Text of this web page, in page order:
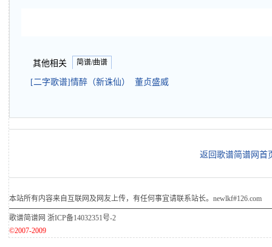
其他相关 简谱/曲谱
[二字歌谱]情醉（新诛仙） 董贞盛威
返回歌谱简谱网首
本站所有内容来自互联网及网友上传，有任何事宜请联系站长。newlkf#126.com
歌谱简谱网 浙ICP备14032351号-2
©2007-2009